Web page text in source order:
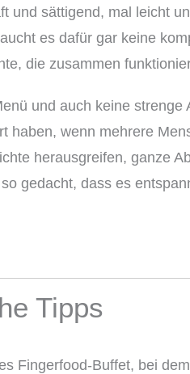
und sättigend, mal leicht
es dafür gar keine
die zusammen
und auch keine strenge
haben, wenn mehrere
herausgreifen, ganze
gedacht, dass es
Tipps
Fingerfood-Buffet, bei